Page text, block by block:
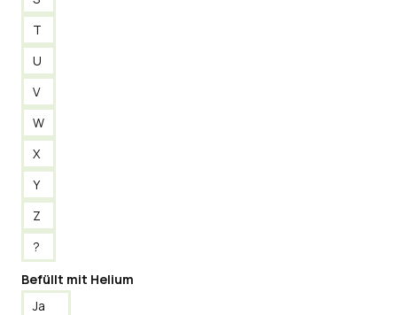
T
U
V
W
X
Y
Z
?
Befüllt mit Helium
Ja